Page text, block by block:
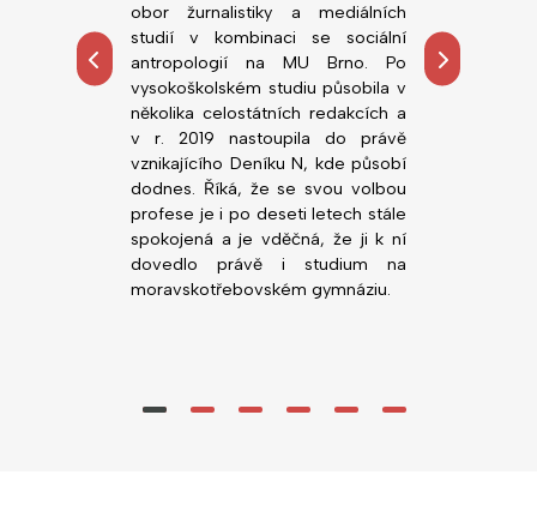
zejména
prostor.
obor žurnalistiky a mediálních
studií v kombinaci se sociální
antropologií na MU Brno. Po
vysokoškolském studiu působila v
několika celostátních redakcích a
v r. 2019 nastoupila do právě
vznikajícího Deníku N, kde působí
dodnes. Říká, že se svou volbou
profese je i po deseti letech stále
spokojená a je vděčná, že ji k ní
dovedlo právě i studium na
moravskotřebovském gymnáziu.
Lékařské
Palackého.
působí